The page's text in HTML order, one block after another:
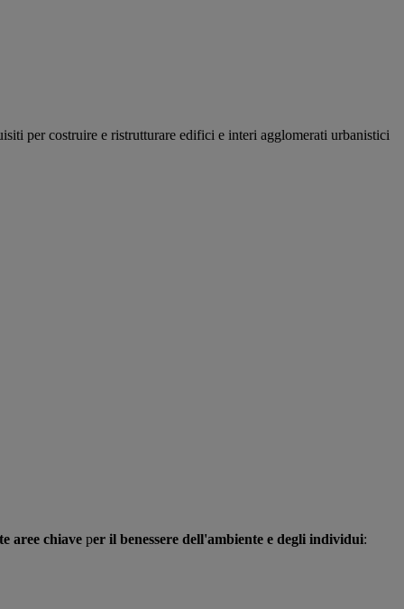
per costruire e ristrutturare edifici e interi agglomerati urbanistici
aree chiave per il benessere dell'ambiente e degli individui: